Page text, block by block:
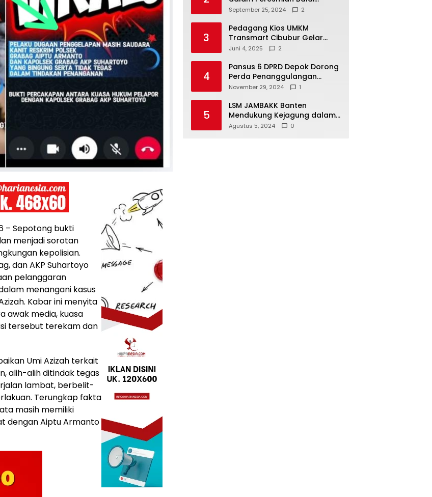
– Sepotong bukti
menjadi sorotan
kepolisian.
dan AKP Suhartoyo
pelanggaran
menangani kasus
Kabar ini menyita
awak media, kuasa
tersebut terekam dan
Umi Azizah terkait
alih-alih ditindak tegas
lambat, berbelit-
Terungkap fakta
masih memiliki
dengan Aiptu Armanto
Warga di Sukamaju : Wadah
Aspirasi Masyarakat
September 25, 2024 2
3
Pedagang Kios UMKM
Transmart Cibubur Gelar
Family Gathering di Cisarua,
Kekompakan
Juni 4, 2025 2
4
Pansus 6 DPRD Depok Dorong
Perda Penanggulangan
Kebakaran untuk
November 29, 2024 1
5
LSM JAMBAKK Banten
Mendukung Kejagung dalam
Investigasi Terhadap
Agustus 5, 2024 0